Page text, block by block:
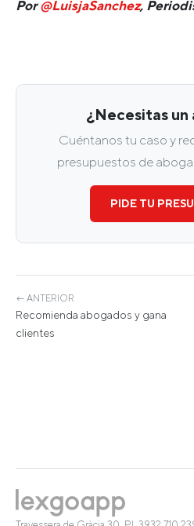
Por@LuisjaSanchez,
¿Necesitas un
Cuéntanos tu caso y
presupuestos de
PIDE TU
← ANTERIOR
Recomienda abogados y gana
clientes